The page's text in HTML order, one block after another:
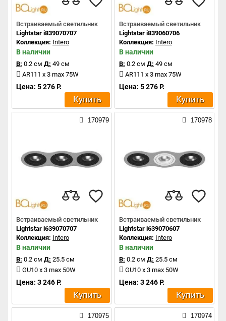
Встраиваемый светильник
Lightstar i839070707
Коллекция: Intero
В наличии
В: 0.2 см Д: 49 см
AR111 x 3 max 75W
Цена: 5 276 Р.
Купить
Встраиваемый светильник
Lightstar i839060706
Коллекция: Intero
В наличии
В: 0.2 см Д: 49 см
AR111 x 3 max 75W
Цена: 5 276 Р.
Купить
170979
Встраиваемый светильник
Lightstar i639070707
Коллекция: Intero
В наличии
В: 0.2 см Д: 25.5 см
GU10 x 3 max 50W
Цена: 3 246 Р.
Купить
170978
Встраиваемый светильник
Lightstar i639070607
Коллекция: Intero
В наличии
В: 0.2 см Д: 25.5 см
GU10 x 3 max 50W
Цена: 3 246 Р.
Купить
170975 170974